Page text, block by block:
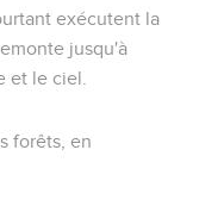
exécutent la
jusqu'à
et le ciel.
forêts, en